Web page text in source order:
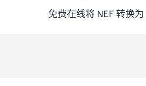
免费在线将 NEF 转换为